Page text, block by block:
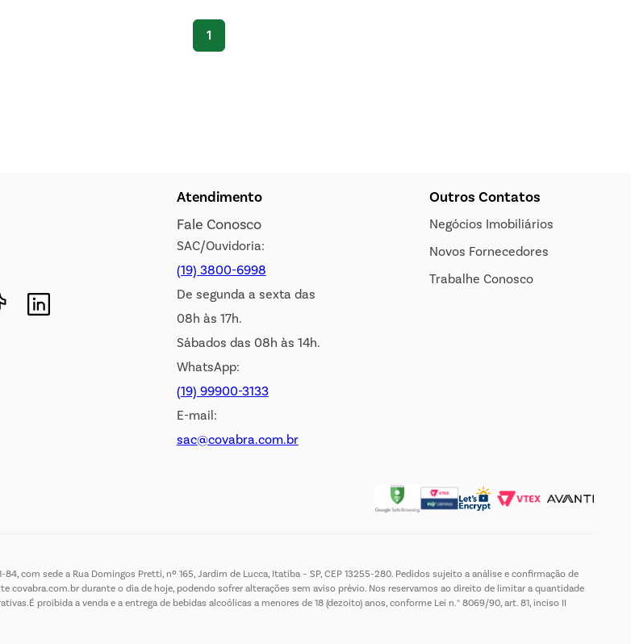
1
Atendimento
Fale Conosco
SAC/Ouvidoria:
(19) 3800-6998
De segunda a sexta das
08h às 17h.
Sábados das 08h às 14h.
WhatsApp:
(19) 99900-3133
E-mail:
sac@covabra.com.br
Outros Contatos
Negócios Imobiliários
Novos Fornecedores
Trabalhe Conosco
com sede a Rua Domingos Pretti, nº 165, Jardim de Lucca, Itatiba – SP, CEP 13255-280. Pedidos sujeito a análise e confirmação de
covabra.com.br durante o dia de hoje, podendo sofrer alterações sem aviso prévio. Nos reservamos ao direito de limitar a quantidade
proibida a venda e a entrega de bebidas alcoólicas a menores de 18 (dezoito) anos, conforme Lei n.° 8069/90, art. 81, inciso II